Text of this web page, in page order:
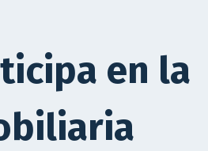
en la